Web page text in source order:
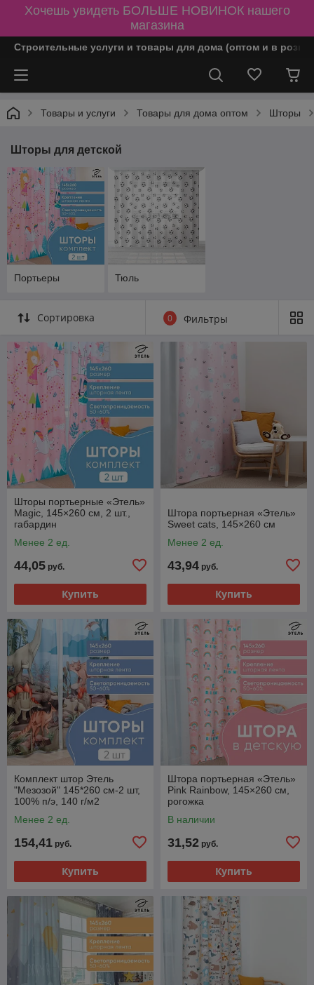
Хочешь увидеть БОЛЬШЕ НОВИНОК нашего
магазина
Строительные услуги и товары для дома (оптом и в
Товары и услуги Товары для дома оптом Шторы
Шторы для детской
Портьеры Тюль
Сортировка 0 Фильтры
Шторы портьерные «Этель»
Magic, 145×260 см, 2 шт.,
габардин
Менее 2 ед.
44,05 руб.
Купить
Штора портьерная «Этель»
Sweet cats, 145×260 см
Менее 2 ед.
43,94 руб.
Купить
Комплект штор Этель
"Мезозой" 145*260 см-2 шт,
100% п/э, 140 г/м2
Менее 2 ед.
154,41 руб.
Купить
Штора портьерная «Этель»
Pink Rainbow, 145×260 см,
рогожка
В наличии
31,52 руб.
Купить